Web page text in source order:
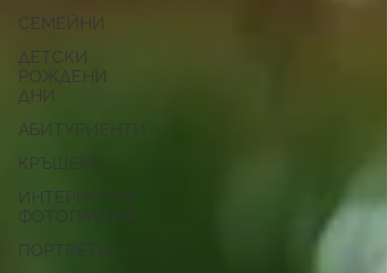
СЕМЕЙНИ
ДЕТСКИ
РОЖДЕНИ
ДНИ
АБИТУРИЕНТИ
КРЪЩЕНЕ
ИНТЕРИОРНА
ФОТОГРАФИЯ
ПОРТРЕТИ